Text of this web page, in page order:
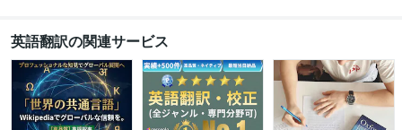
英語翻訳の関連サービス